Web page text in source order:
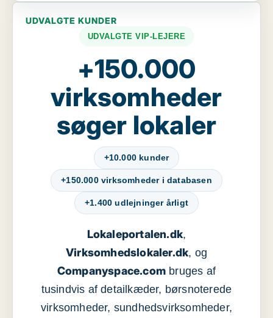
UDVALGTE KUNDER
UDVALGTE VIP-LEJERE
+150.000
virksomheder
søger lokaler
+10.000 kunder
+150.000 virksomheder i databasen
+1.400 udlejninger årligt
Lokaleportalen.dk,
Virksomhedslokaler.dk, og
Companyspace.com bruges af
tusindvis af detailkæder, børsnoterede
virksomheder, sundhedsvirksomheder,